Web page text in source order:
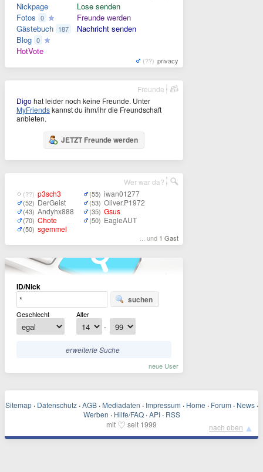
Nickpage
Fotos 0
Gästebuch 187
Blog 0
HotVote
Lose senden
Freunde werden
Nachricht senden
(??) privacy
Digo hat leider noch keine Freunde. Unter
MyFriendskannst du ihm/ihr die Freundschaft
anbieten.
JETZT Freunde werden
Freunde
(??) p3sch3
(52) DerGeist
(43) Andyhx888
(70) Chote
(50) sgemmel
(55) iwan01277
(53) Oliver.P1972
(35) Gsus
(50) EagleAUT
... und 1 Gast
Wer war da?
ID/Nick
suchen
Geschlecht
Alter
-
erweiterte Suche
neue User
Sitemap · Datenschutz · AGB · Mediadaten · Impressum · Home · Forum · News ·
Werben · Hilfe/FAQ · API · RSS
mit ♡ seit 1999 nach oben ▲